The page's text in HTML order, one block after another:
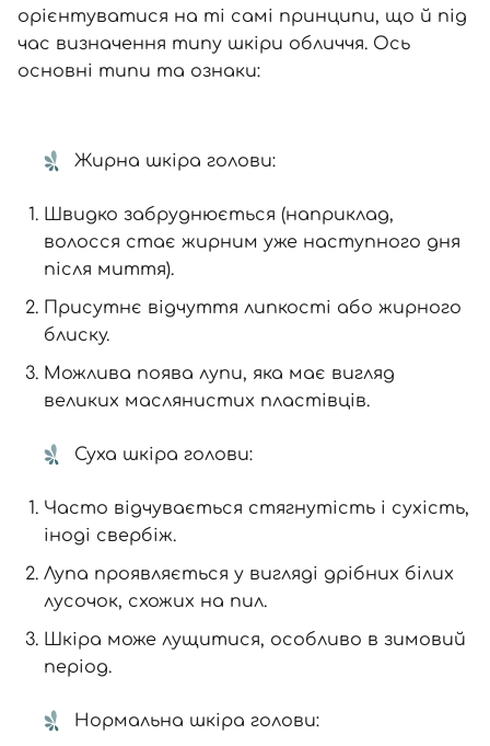
орієнтуватися на ті самі принципи, що й під
час визначення типу шкіри обличчя. Ось
основні типи та ознаки:
Жирна шкіра голови:
Швидко забруднюється (наприклад,
волосся стає жирним уже наступного дня
після миття).
Присутнє відчуття липкості або жирного
блиску.
Можлива поява лупи, яка має вигляд
великих маслянистих пластівців.
Суха шкіра голови:
Часто відчувається стягнутість і сухість,
іноді свербіж.
Лупа проявляється у вигляді дрібних білих
лусочок, схожих на пил.
Шкіра може лущитися, особливо в зимовий
період.
Нормальна шкіра голови: